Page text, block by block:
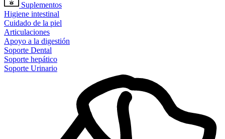
Suplementos
Higiene intestinal
Cuidado de la piel
Articulaciones
Apoyo a la digestión
Soporte Dental
Soporte hepático
Soporte Urinario